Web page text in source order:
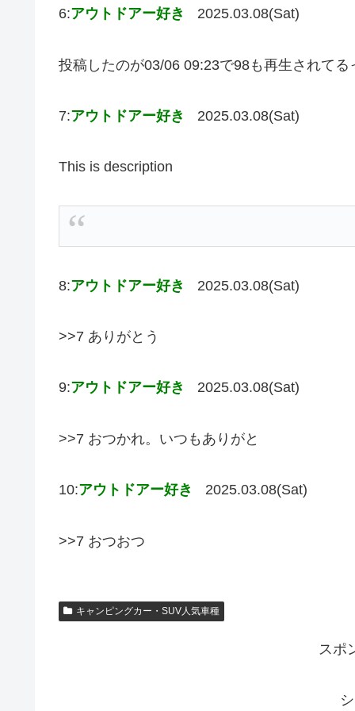
6:アウトドアー好き 2025.03.08(Sat)
投稿したのが03/06 09:23で98も再生されてる
7:アウトドアー好き 2025.03.08(Sat)
This is description
8:アウトドアー好き 2025.03.08(Sat)
>>7 ありがとう
9:アウトドアー好き 2025.03.08(Sat)
>>7 おつかれ。いつもありがと
10:アウトドアー好き 2025.03.08(Sat)
>>7 おつおつ
キャンピングカー・SUV人気車種
スポ